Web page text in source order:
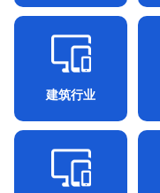
建筑行业